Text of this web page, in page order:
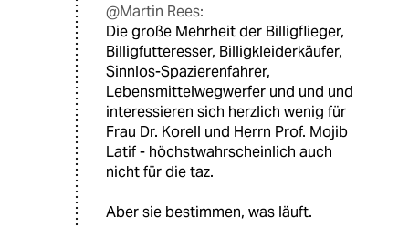
@Martin Rees:
Die große Mehrheit der Billigflieger,
Billigfutteresser, Billigkleiderkäufer,
Sinnlos-Spazierenfahrer,
Lebensmittelwegwerfer und und und
interessieren sich herzlich wenig für
Frau Dr. Korell und Herrn Prof. Mojib
Latif - höchstwahrscheinlich auch
nicht für die taz.
Aber sie bestimmen, was läuft.